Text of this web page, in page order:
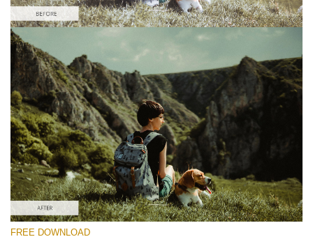
Por favor seleccione
Free Dark Action #4
Pastel Dreams
Cinematic Complete
Entire Collection
Descarga gratis
FREE DOWNLOAD